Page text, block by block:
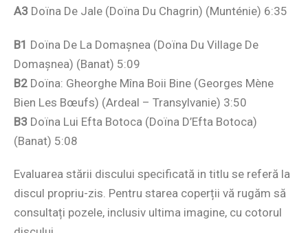
A3 Doïna De Jale (Doïna Du Chagrin) (Munténie) 6:35
B1 Doïna De La Domaşnea (Doïna Du Village De
Domaşnea) (Banat) 5:09
B2 Doïna: Gheorghe Mîna Boii Bine (Georges Mène
Bien Les Bœufs) (Ardeal – Transylvanie) 3:50
B3 Doïna Lui Efta Botoca (Doïna D’Efta Botoca)
(Banat) 5:08
Evaluarea stării discului specificată in titlu se referă la
discul propriu-zis. Pentru starea coperții vă rugăm să
consultați pozele, inclusiv ultima imagine, cu cotorul